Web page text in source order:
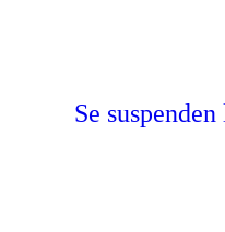
Se